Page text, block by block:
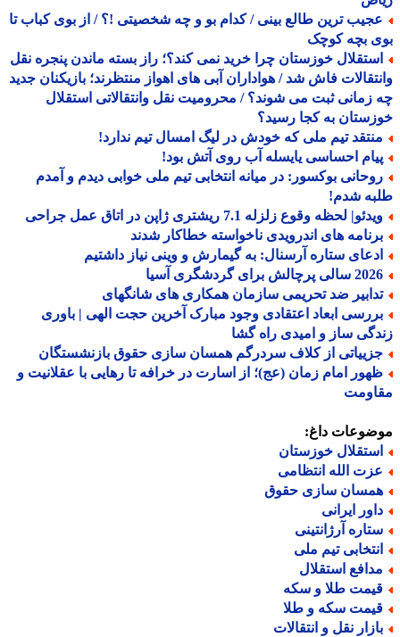
ترین طالع بینی / کدام بو و چه شخصیتی !؟ / از بوی کباب تا
بچه کوچک
خوزستان چرا خرید نمی کند؟؛ راز بسته ماندن پنجره نقل
فاش شد / هواداران آبی های اهواز منتظرند؛ بازیکنان جدید
زمانی ثبت می شوند؟ / محرومیت نقل وانتقالاتی استقلال
به کجا رسید؟
تیم ملی که خودش در لیگ امسال تیم ندارد!
احساسی یایسله آب روی آتش بود!
بوکسور: در میانه انتخابی تیم ملی خوابی دیدم و آمدم
شدم!
لحظه وقوع زلزله 7.1 ریشتری ژاپن در اتاق عمل جراحی
های اندرویدی ناخواسته خطاکار شدند
ستاره آرسنال: به گیمارش و وینی نیاز داشتیم
پرچالش برای گردشگری آسیا
ضد تحریمی سازمان همکاری های شانگهای
ابعاد اعتقادی وجود مبارک آخرین حجت الهی | باوری
ساز و امیدی راه گشا
از کلاف سردرگم همسان سازی حقوق بازنشستگان
امام زمان (عج)؛ از اسارت در خرافه تا رهایی با عقلانیت و
داغ:
خوزستان
الله انتظامی
سازی حقوق
ایرانی
آرژانتینی
تیم ملی
استقلال
طلا و سکه
سکه و طلا
نقل و انتقالات